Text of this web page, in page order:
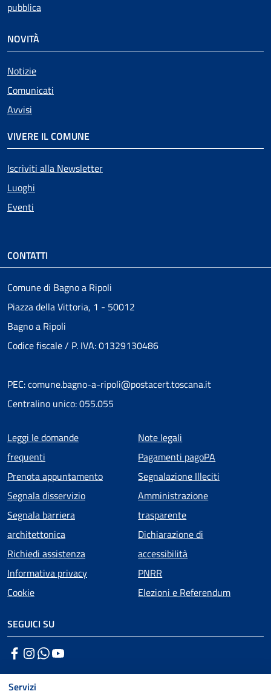
Servizi
pubblica
NOVITÀ
Notizie
Comunicati
Avvisi
VIVERE IL COMUNE
Iscriviti alla Newsletter
Luoghi
Eventi
CONTATTI
Comune di Bagno a Ripoli
Piazza della Vittoria, 1 - 50012
Bagno a Ripoli
Codice fiscale / P. IVA: 01329130486
PEC: comune.bagno-a-ripoli@postacert.toscana.it
Centralino unico: 055.055
Menu piè di pagina
Leggi le domande
frequenti
Prenota appuntamento
Segnala disservizio
Segnala barriera
architettonica
Richiedi assistenza
Informativa privacy
Cookie
Note legali
Pagamenti pagoPA
Segnalazione Illeciti
Amministrazione
trasparente
Dichiarazione di
accessibilità
PNRR
Elezioni e Referendum
SEGUICI SU
Facebook
Instagram
WhatsApp